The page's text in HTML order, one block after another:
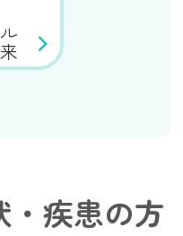
・疾患の方